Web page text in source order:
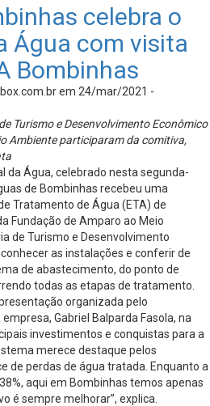
celebra o
Água com visita
Bombinhas
em 24/mar/2021 -
Turismo e Desenvolvimento Econômico
Ambiente participaram da comitiva,
da Água, celebrado nesta segunda-
de Bombinhas recebeu uma
Tratamento de Água (ETA) de
Fundação de Amparo ao Meio
de Turismo e Desenvolvimento
as instalações e conferir de
de abastecimento, do ponto de
todas as etapas de tratamento.
organizada pelo
Gabriel Balparda Fasola, na
investimentos e conquistas para a
merece destaque pelos
de perdas de água tratada. Enquanto a
aqui em Bombinhas temos apenas
é sempre melhorar”, explica.